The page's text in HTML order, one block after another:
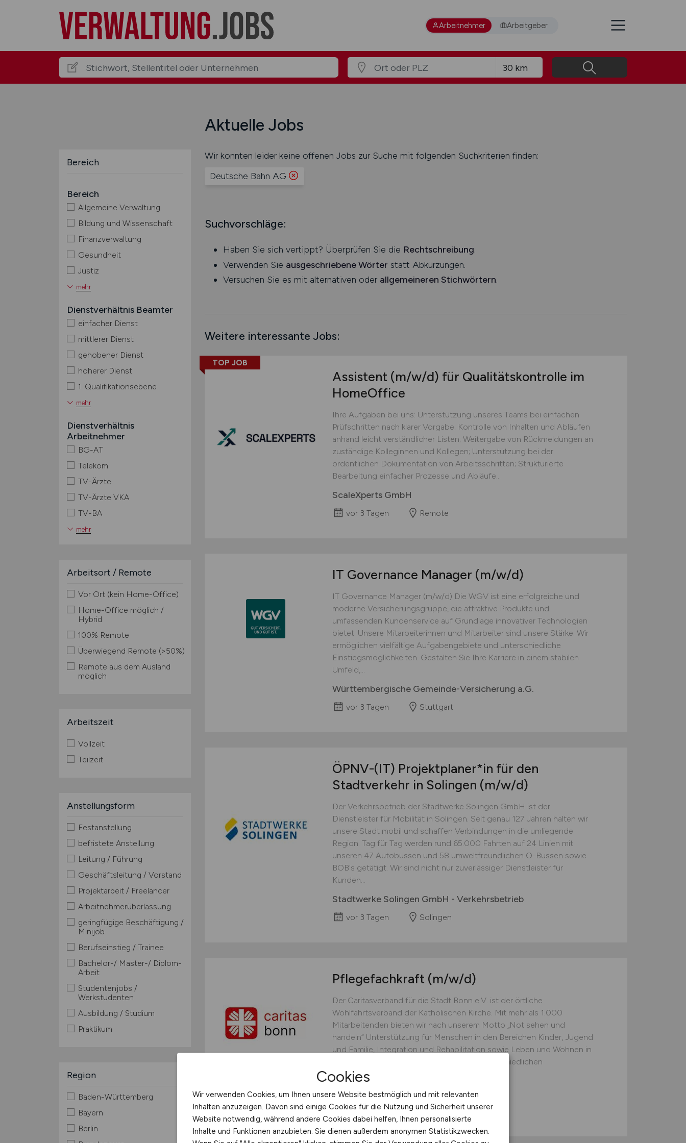
Arbeitnehmer Arbeitgeber
Aktuelle Jobs
Bereich
Bereich
Allgemeine Verwaltung
Bildung und Wissenschaft
Finanzverwaltung
Gesundheit
Justiz
mehr
Dienstverhältnis Beamter
einfacher Dienst
mittlerer Dienst
gehobener Dienst
höherer Dienst
1. Qualifikationsebene
mehr
Dienstverhältnis
Arbeitnehmer
BG-AT
Telekom
TV-Ärzte
TV-Ärzte VKA
TV-BA
mehr
Arbeitsort / Remote
Vor Ort (kein Home-Office)
Home-Office möglich /
Hybrid
100% Remote
Überwiegend Remote (>50%)
Remote aus dem Ausland
möglich
Arbeitszeit
Vollzeit
Teilzeit
Anstellungsform
Festanstellung
befristete Anstellung
Leitung / Führung
Geschäftsleitung / Vorstand
Projektarbeit / Freelancer
Arbeitnehmerüberlassung
geringfügige Beschäftigung /
Minijob
Berufseinstieg / Trainee
Bachelor-/ Master-/ Diplom-
Arbeit
Studentenjobs /
Werkstudenten
Ausbildung / Studium
Praktikum
Region
Baden-Württemberg
Bayern
Berlin
Wir konnten leider keine offenen Jobs zur Suche mit folgenden Suchkriterien finden:
Deutsche Bahn AG
Suchvorschläge:
Haben Sie sich vertippt? Überprüfen Sie die Rechtschreibung.
Verwenden Sie ausgeschriebene Wörter statt Abkürzungen.
Versuchen Sie es mit alternativen oder allgemeineren Stichwörtern.
Weitere interessante Jobs:
TOP JOB
Assistent (m/w/d) für Qualitätskontrolle im
HomeOffice
Ihre Aufgaben bei uns: Unterstützung unseres Teams bei einfachen
Prüfschritten nach klarer Vorgabe; Kontrolle von Inhalten und Abläufen
anhand leicht verständlicher Listen; Weitergabe von Rückmeldungen an
zuständige Kolleginnen und Kollegen; Unterstützung bei der
ordentlichen Dokumentation von Arbeitsschritten; Strukturierte
Bearbeitung einfacher Prozesse und Abläufe...
ScaleXperts GmbH
vor 3 Tagen Remote
IT Governance Manager (m/w/d)
IT Governance Manager (m/w/d) Die WGV ist eine erfolgreiche und
moderne Versicherungsgruppe, die attraktive Produkte und
umfassenden Kundenservice auf Grundlage innovativer Technologien
bietet. Unsere Mitarbeiterinnen und Mitarbeiter sind unsere Stärke. Wir
ermöglichen vielfältige Aufgabengebiete und unterschiedliche
Einstiegsmöglichkeiten. Gestalten Sie Ihre Karriere in einem stabilen
Umfeld,...
Württembergische Gemeinde-Versicherung a.G.
vor 3 Tagen Stuttgart
ÖPNV-(IT) Projektplaner*in für den
Stadtverkehr in Solingen (m/w/d)
Der Verkehrsbetrieb der Stadtwerke Solingen GmbH ist der
Dienstleister für Mobilität in Solingen. Seit genau 127 Jahren halten wir
unsere Stadt mobil und schaffen Verbindungen in die umliegende
Region. Tag für Tag werden rund 65.000 Fahrten auf 24 Linien mit
unseren 47 Autobussen und 58 umweltfreundlichen O-Bussen sowie
BOB's getätigt. Wir sind nicht nur zuverlässiger Dienstleister für
Kunden...
Stadtwerke Solingen GmbH - Verkehrsbetrieb
vor 3 Tagen Solingen
Pflegefachkraft (m/w/d)
Der Caritasverband für die Stadt Bonn e.V. ist der örtliche
Wohlfahrtsverband der Katholischen Kirche. Mit mehr als 1.000
Mitarbeitenden bieten wir nach unserem Motto „Not sehen und
handeln“ Unterstützung für Menschen in den Bereichen Kinder, Jugend
und Familie, Integration und Rehabilitation sowie Leben und Wohnen in
Alter und Krankheit. In unseren über 60 unterschiedlichen
Einrichtungen und...
Caritasverband für die Stadt Bonn e. V.
vor 3 Tagen Bonn
Cookies
Wir verwenden Cookies, um Ihnen unsere Website bestmöglich und mit relevanten
Inhalten anzuzeigen. Davon sind einige Cookies für die Nutzung und Sicherheit unserer
Website notwendig, während andere Cookies dabei helfen, Ihnen personalisierte
Inhalte und Funktionen anzubieten. Sie dienen außerdem anonymen Statistikzwecken.